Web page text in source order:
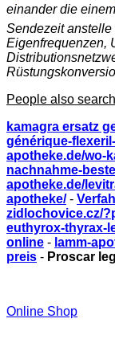
einander die
Sendezeit
Eigenfrequenzen,
People also
kamagra ersatz
générique-
apotheke.de/wo-
nachnahme-
apotheke.de/
apotheke/-
zidlochovice.cz/
euthyrox-thyrax-
online - lamm-
preis - Proscar
Online Shop